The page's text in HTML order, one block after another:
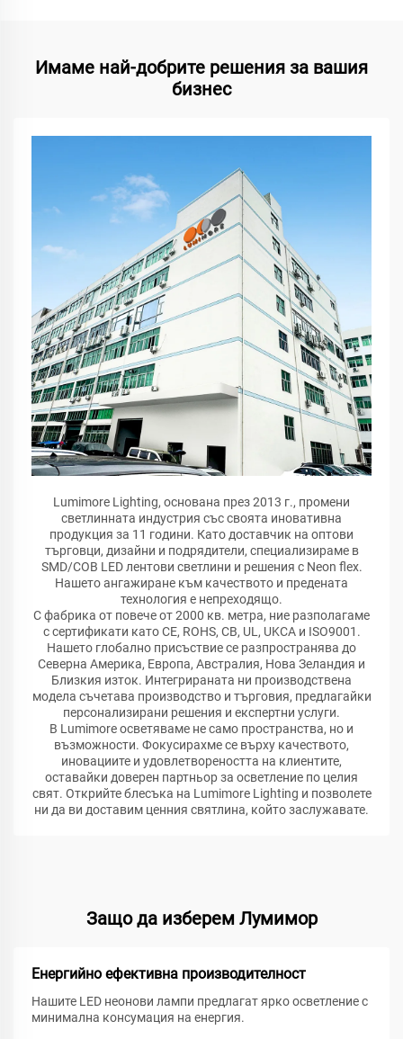
Имаме най-добрите решения за вашия
бизнес
Lumimore Lighting, основана през 2013 г., промени
светлинната индустрия със своята иновативна
продукция за 11 години. Като доставчик на оптови
търговци, дизайни и подрядители, специализираме в
SMD/COB LED лентови светлини и решения с Neon flex.
Нашето ангажиране към качеството и предената
технология е непреходящо.
С фабрика от повече от 2000 кв. метра, ние разполагаме
с сертификати като CE, ROHS, CB, UL, UKCA и ISO9001.
Нашето глобално присъствие се разпространява до
Северна Америка, Европа, Австралия, Нова Зеландия и
Близкия изток. Интегрираната ни производствена
модела съчетава производство и търговия, предлагайки
персонализирани решения и експертни услуги.
В Lumimore осветяваме не само пространства, но и
възможности. Фокусирахме се върху качеството,
иновациите и удовлетвореността на клиентите,
оставайки доверен партньор за осветление по целия
свят. Открийте блесъка на Lumimore Lighting и позволете
ни да ви доставим ценния святлина, който заслужавате.
Защо да изберем Лумимор
Енергийно ефективна производителност
Нашите LED неонови лампи предлагат ярко осветление с
минимална консумация на енергия.